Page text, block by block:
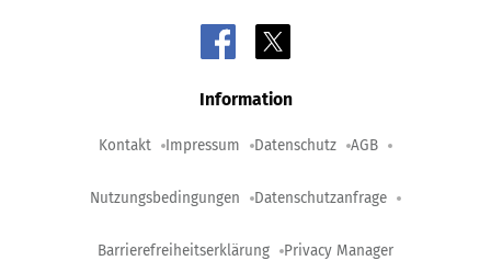
Information
Kontakt Impressum Datenschutz AGB
Nutzungsbedingungen Datenschutzanfrage
Barrierefreiheitserklärung Privacy Manager